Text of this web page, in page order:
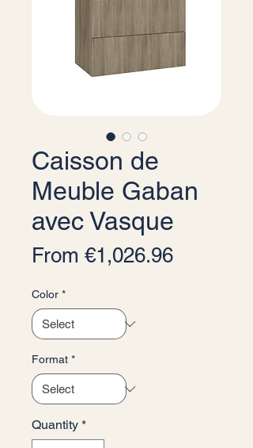
Caisson de
Meuble Gaban
avec Vasque
From €1,026.96Sale Price
Color *
Format *
Quantity *